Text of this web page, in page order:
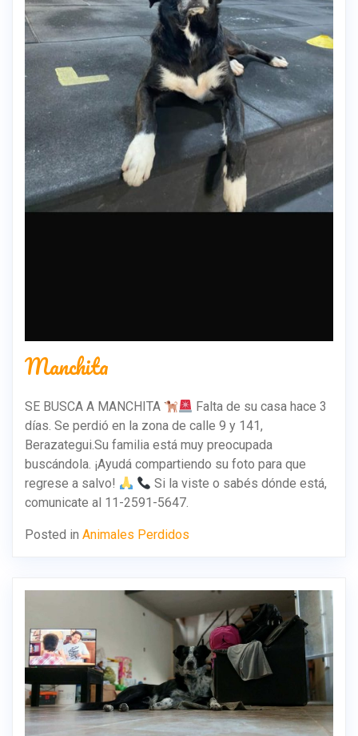
Manchita
SE BUSCA A MANCHITA
Falta de su casa hace 3
días. Se perdió en la zona de calle 9 y 141,
Berazategui.Su familia está muy preocupada
buscándola. ¡Ayudá compartiendo su foto para que
regrese a salvo!
Si la viste o sabés dónde está,
comunicate al 11-2591-5647.
Posted in Animales Perdidos